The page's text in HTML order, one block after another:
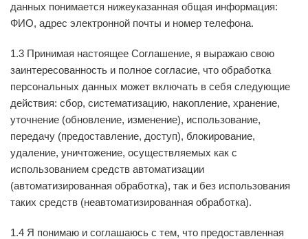
данных понимается нижеуказанная общая информация:
ФИО, адрес электронной почты и номер телефона.
1.3 Принимая настоящее Соглашение, я выражаю свою
заинтересованность и полное согласие, что обработка
персональных данных может включать в себя следующие
действия: сбор, систематизацию, накопление, хранение,
уточнение (обновление, изменение), использование,
передачу (предоставление, доступ), блокирование,
удаление, уничтожение, осуществляемых как с
использованием средств автоматизации
(автоматизированная обработка), так и без использования
таких средств (неавтоматизированная обработка).
1.4 Я понимаю и соглашаюсь с тем, что предоставленная